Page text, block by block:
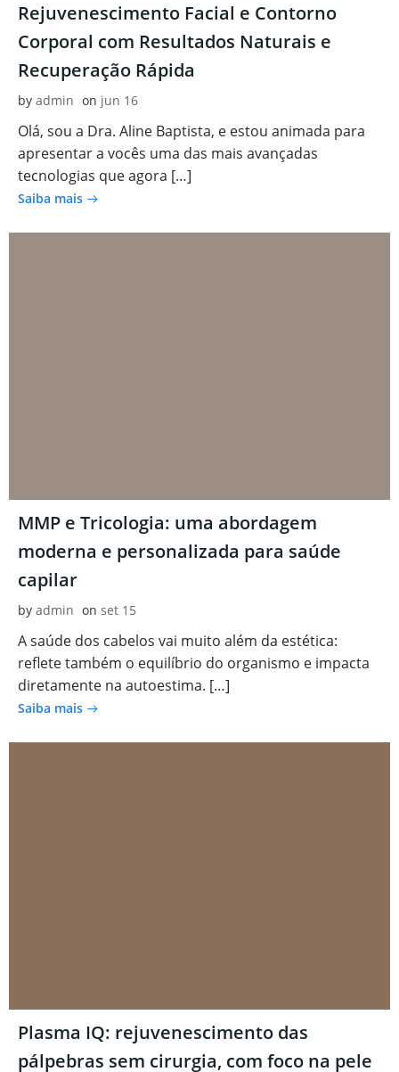
Rejuvenescimento Facial e Contorno
Corporal com Resultados Naturais e
Recuperação Rápida
by admin on jun 16
Olá, sou a Dra. Aline Baptista, e estou animada para
apresentar a vocês uma das mais avançadas
tecnologias que agora […]
Saiba mais
MMP e Tricologia: uma abordagem
moderna e personalizada para saúde
capilar
by admin on set 15
A saúde dos cabelos vai muito além da estética:
reflete também o equilíbrio do organismo e impacta
diretamente na autoestima. […]
Saiba mais
Plasma IQ: rejuvenescimento das
pálpebras sem cirurgia, com foco na pele